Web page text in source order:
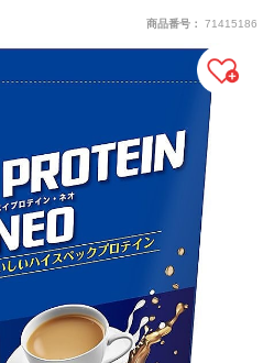
商品番号： 71415186